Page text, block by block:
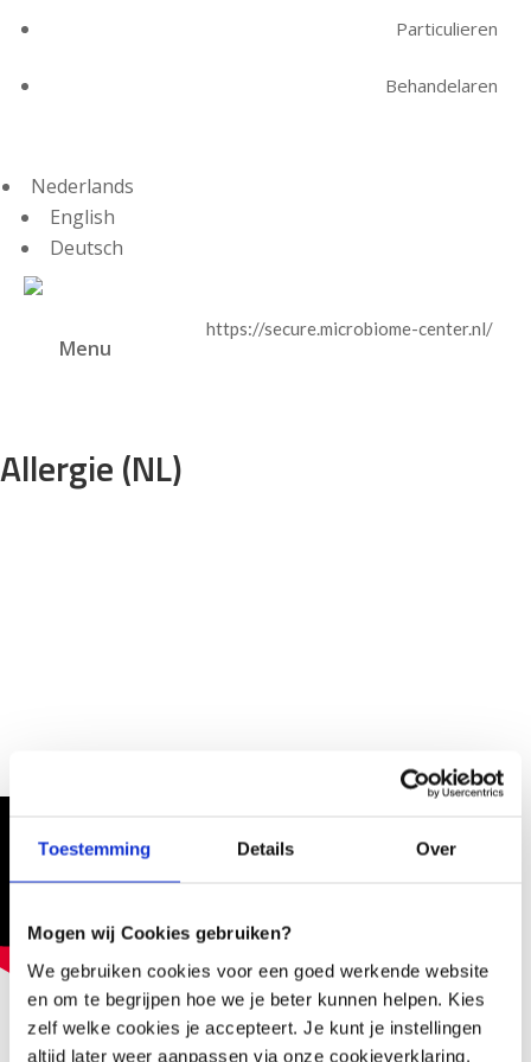
Toestemming Details Over
Mogen wij Cookies gebruiken?
We gebruiken cookies voor een goed werkende website
en om te begrijpen hoe we je beter kunnen helpen. Kies
zelf welke cookies je accepteert. Je kunt je instellingen
altijd later weer aanpassen via onze cookieverklaring.
Particulieren
Behandelaren
Nederlands
English
Deutsch
https://secure.microbiome-center.nl/
Menu
Allergie (NL)